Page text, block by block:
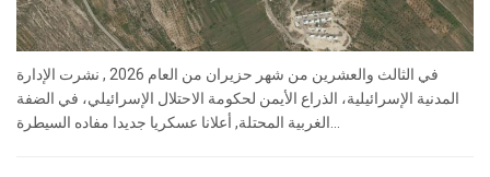
في الثالث والعشرين من شهر حزيران من العام 2026 , نشرت الإدارة
المدنية الإسرائيلية، الذراع الأيمن لحكومة الاحتلال الإسرائيلي، في الضفة
الغربية المحتلة, أعلانا عسكريا جديدا مفاده السيطرة...